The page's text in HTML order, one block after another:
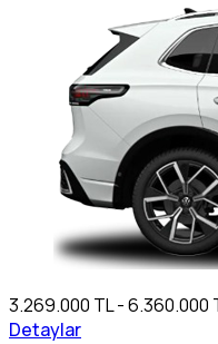
3.269.000 TL - 6.360.000
Detaylar